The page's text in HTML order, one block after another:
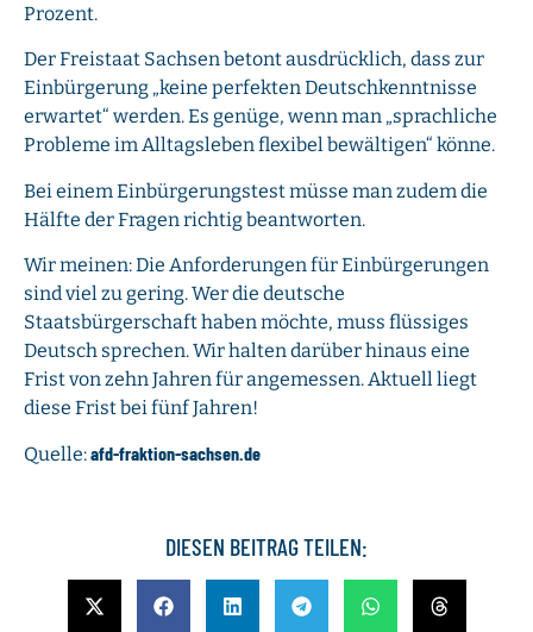
Prozent.
Der Freistaat Sachsen betont ausdrücklich, dass zur
Einbürgerung „keine perfekten Deutschkenntnisse
erwartet“ werden. Es genüge, wenn man „sprachliche
Probleme im Alltagsleben flexibel bewältigen“ könne.
Bei einem Einbürgerungstest müsse man zudem die
Hälfte der Fragen richtig beantworten.
Wir meinen: Die Anforderungen für Einbürgerungen
sind viel zu gering. Wer die deutsche
Staatsbürgerschaft haben möchte, muss flüssiges
Deutsch sprechen. Wir halten darüber hinaus eine
Frist von zehn Jahren für angemessen. Aktuell liegt
diese Frist bei fünf Jahren!
Quelle:afd-fraktion-sachsen.de
DIESEN BEITRAG TEILEN: